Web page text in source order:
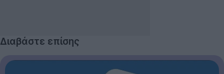
Διαβάστε επίσης